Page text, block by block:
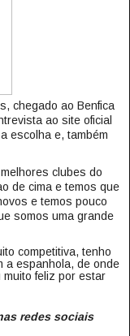
chegado ao Benfica
ao site oficial
escolha e, também
clubes do
de cima e temos que
e temos pouco
somos uma grande
competitiva, tenho
a espanhola, de onde
feliz por estar
redes sociais